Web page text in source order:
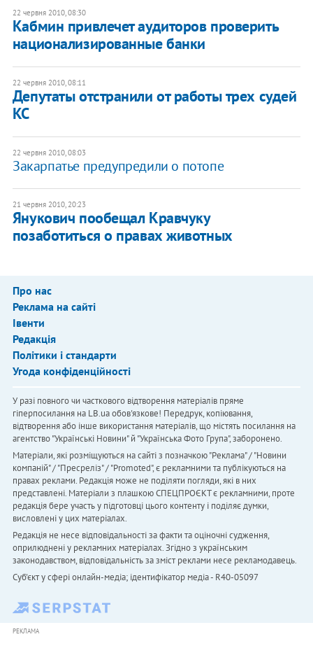
22 червня 2010, 08:30
Кабмин привлечет аудиторов проверить
национализированные банки
22 червня 2010, 08:11
Депутаты отстранили от работы трех судей
КС
22 червня 2010, 08:03
Закарпатье предупредили о потопе
21 червня 2010, 20:23
Янукович пообещал Кравчуку
позаботиться о правах животных
Про нас
Реклама на сайті
Івенти
Редакція
Політики і стандарти
Угода конфіденційності
У разі повного чи часткового відтворення матеріалів пряме
гіперпосилання на LB.ua обов'язкове! Передрук, копіювання,
відтворення або інше використання матеріалів, що містять посилання на
агентство "Українськi Новини" й "Українська Фото Група", заборонено.
Матеріали, які розміщуються на сайті з позначкою "Реклама" / "Новини
компаній" / "Пресреліз" / "Promoted", є рекламними та публікуються на
правах реклами. Редакція може не поділяти погляди, які в них
представлені. Матеріали з плашкою СПЕЦПРОЄКТ є рекламними, проте
редакція бере участь у підготовці цього контенту і поділяє думки,
висловлені у цих матеріалах.
Редакція не несе відповідальності за факти та оціночні судження,
оприлюднені у рекламних матеріалах. Згідно з українським
законодавством, відповідальність за зміст реклами несе рекламодавець.
Cуб'єкт у сфері онлайн-медіа; ідентифікатор медіа - R40-05097
РЕКЛАМА